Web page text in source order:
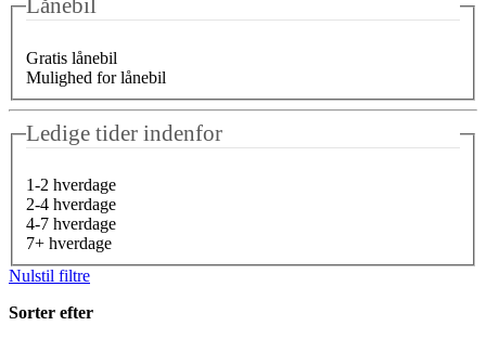
Lånebil
Gratis lånebil
Mulighed for lånebil
Ledige tider indenfor
1-2 hverdage
2-4 hverdage
4-7 hverdage
7+ hverdage
Nulstil filtre
Sorter efter